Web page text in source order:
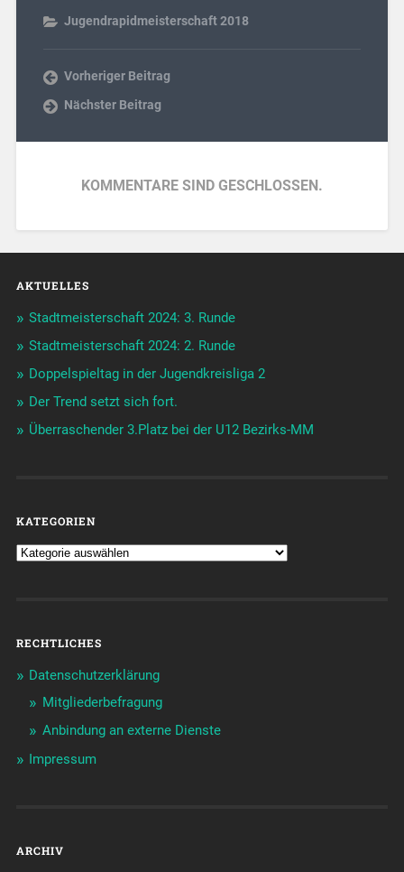
Jugendrapidmeisterschaft 2018
Vorheriger Beitrag
Nächster Beitrag
KOMMENTARE SIND GESCHLOSSEN.
AKTUELLES
Stadtmeisterschaft 2024: 3. Runde
Stadtmeisterschaft 2024: 2. Runde
Doppelspieltag in der Jugendkreisliga 2
Der Trend setzt sich fort.
Überraschender 3.Platz bei der U12 Bezirks-MM
KATEGORIEN
RECHTLICHES
Datenschutzerklärung
Mitgliederbefragung
Anbindung an externe Dienste
Impressum
ARCHIV